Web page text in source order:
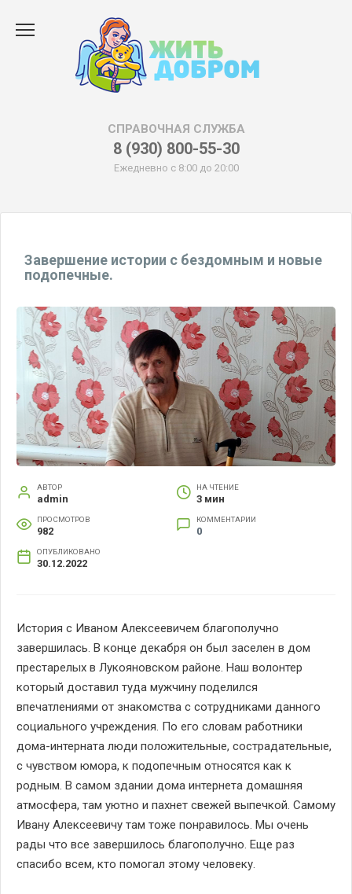
содержанию
СПРАВОЧНАЯ СЛУЖБА
8 (930) 800-55-30
Ежедневно с 8:00 до 20:00
Завершение истории с бездомным и новые
подопечные.
АВТОР
admin
НА ЧТЕНИЕ
3 мин
ПРОСМОТРОВ
982
КОММЕНТАРИИ
0
ОПУБЛИКОВАНО
30.12.2022
История с Иваном Алексеевичем благополучно
завершилась. В конце декабря он был заселен в дом
престарелых в Лукояновском районе. Наш волонтер
который доставил туда мужчину поделился
впечатлениями от знакомства с сотрудниками данного
социального учреждения. По его словам работники
дома-интерната люди положительные, сострадательные,
с чувством юмора, к подопечным относятся как к
родным. В самом здании дома интернета домашняя
атмосфера, там уютно и пахнет свежей выпечкой. Самому
Ивану Алексеевичу там тоже понравилось. Мы очень
рады что все завершилось благополучно. Еще раз
спасибо всем, кто помогал этому человеку.